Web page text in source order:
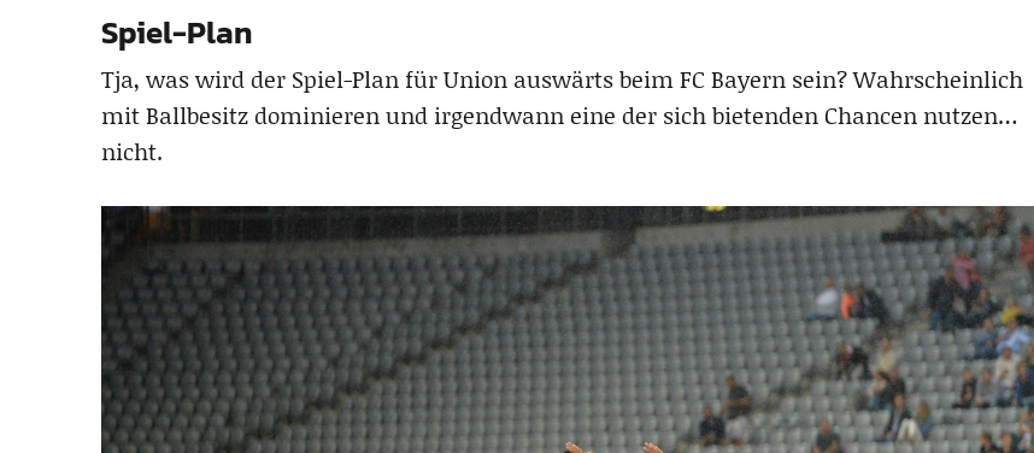
Spiel-Plan
Tja, was wird der Spiel-Plan für Union auswärts beim FC Bayern sein? Wahrscheinlich
mit Ballbesitz dominieren und irgendwann eine der sich bietenden Chancen nutzen…
nicht.